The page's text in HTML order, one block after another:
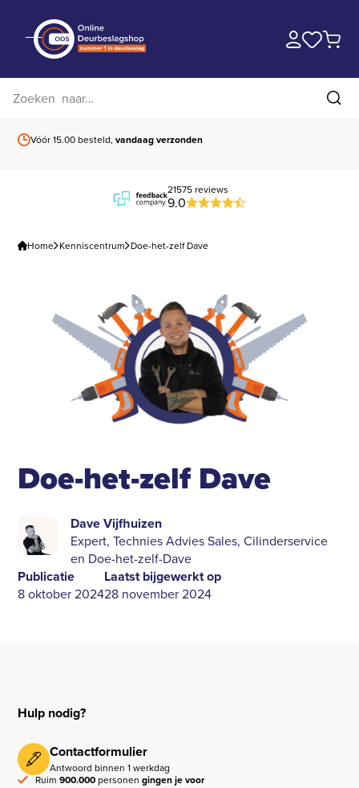
Vóór 15.00 besteld,vandaag verzonden
21575 reviews
9.0
Home Kenniscentrum Doe-het-zelf Dave
Doe-het-zelf Dave
Dave Vijfhuizen
Expert, Technies Advies Sales, Cilinderservice
en Doe-het-zelf-Dave
Publicatie
8 oktober 2024
Laatst bijgewerkt op
28 november 2024
Hulp nodig?
Contactformulier
Antwoord binnen 1 werkdag
Ruim900.000personengingen je voor